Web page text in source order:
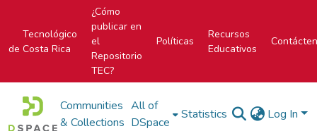
Tecnológico
de Costa Rica
¿Cómo
publicar en
el
Repositorio
TEC?
Políticas
Recursos
Educativos
Communities
& Collections
All of
DSpace
Statistics Log In